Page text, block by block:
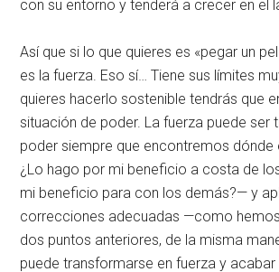
con su entorno y tenderá a crecer en el
Así que si lo que quieres es «pegar un
es la fuerza. Eso sí… Tiene sus límites
quieres hacerlo sostenible tendrás que
situación de poder. La fuerza puede ser
poder siempre que encontremos
¿Lo hago por mi beneficio a costa de
mi beneficio para con los demás?— y
correcciones adecuadas —como
dos puntos anteriores, de la misma
puede transformarse en fuerza y acabar